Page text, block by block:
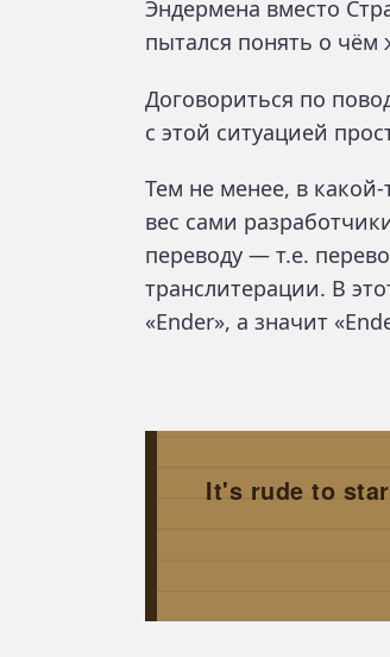
Эндермена вместо
пытался понять о чём
Договориться по
с этой ситуацией
Тем не менее, в
вес сами
переводу — т.е.
транслитерации. В
«Ender», а значит
It's rude to